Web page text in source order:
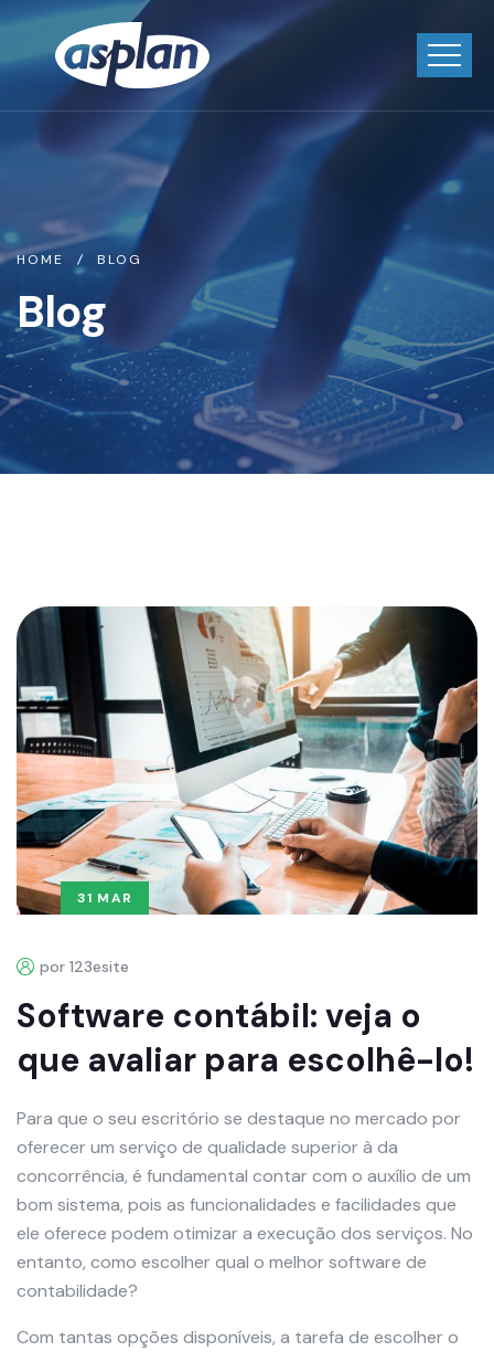
HOME BLOG
Blog
31 MAR
por 123esite
Software contábil: veja o
que avaliar para escolhê-lo!
Para que o seu escritório se destaque no mercado por
oferecer um serviço de qualidade superior à da
concorrência, é fundamental contar com o auxílio de um
bom sistema, pois as funcionalidades e facilidades que
ele oferece podem otimizar a execução dos serviços. No
entanto, como escolher qual o melhor software de
contabilidade?
Com tantas opções disponíveis, a tarefa de escolher o